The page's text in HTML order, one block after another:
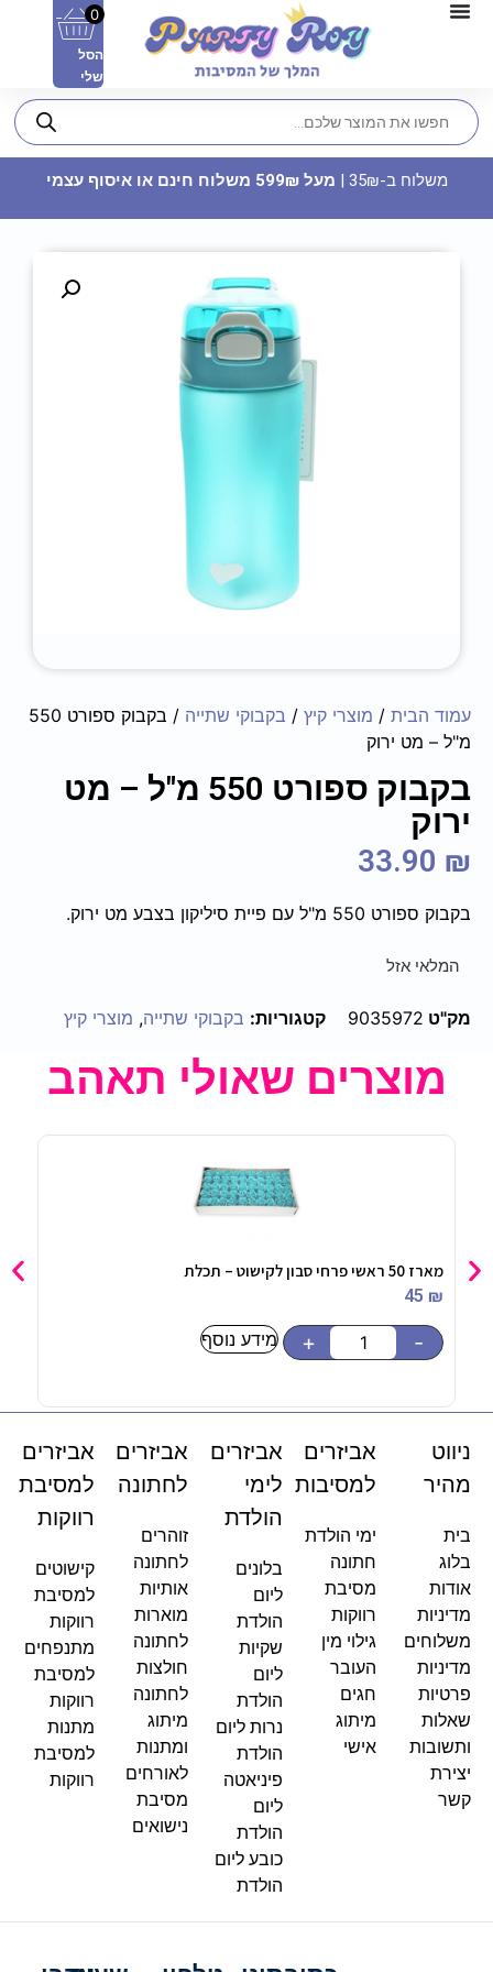
קשת חד קרן עם אור
3.50₪
0
הסל
שלי
משלוח ב-35₪ | מעל 599₪ משלוח חינם או איסוף עצמי
עמוד הבית / מוצרי קיץ / בקבוקי שתייה
/ בקבוק ספורט 550
מ"ל – מט ירוק
בקבוק ספורט 550 מ"ל – מט
ירוק
33.90 ₪
בקבוק ספורט 550 מ"ל עם פיית סיליקון בצבע מט ירוק.
המלאי אזל
מק"ט 9035972 קטגוריות: בקבוקי שתייה, מוצרי קיץ
מוצרים שאולי תאהב
מארז 50 ראשי פרחי סבון לקישוט – תכלת
45 ₪
-
+ מידע נוסף
ניווט
מהיר
בית
בלוג
אודות
מדיניות
משלוחים
מדיניות
פרטיות
שאלות
ותשובות
יצירת
קשר
אביזרים
למסיבות
ימי הולדת
חתונה
מסיבת
רווקות
גילוי מין
העובר
חגים
מיתוג
אישי
אביזרים
לימי
הולדת
בלונים
ליום
הולדת
שקיות
ליום
הולדת
נרות ליום
הולדת
פיניאטה
ליום
הולדת
כובע ליום
הולדת
אביזרים
לחתונה
זוהרים
לחתונה
אותיות
מוארות
לחתונה
חולצות
לחתונה
מיתוג
ומתנות
לאורחים
מסיבת
נישואים
אביזרים
למסיבת
רווקות
קישוטים
למסיבת
רווקות
מתנפחים
למסיבת
רווקות
מתנות
למסיבת
רווקות